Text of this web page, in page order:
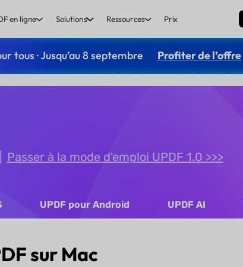
en ligne Solutions Ressources Prix
tous · Jusqu’au 8 septembre Profiter de l’offre
Passer à la mode d'emploi UPDF 1.0 >>>
UPDF pour Android UPDF AI
sur Mac